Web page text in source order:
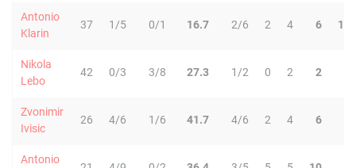
Antonio
Klarin
37 1/5 0/1 16.7 2/6 2 4 6 10
Nikola
Lebo
42 0/3 3/8 27.3 1/2 0 2 2
Zvonimir
Ivisic
26 4/6 1/6 41.7 4/6 2 4 6
Antonio